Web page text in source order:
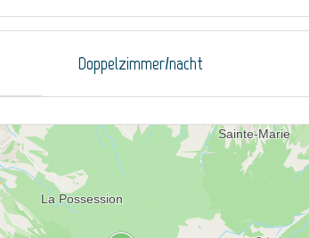
Doppelzimmer/nacht